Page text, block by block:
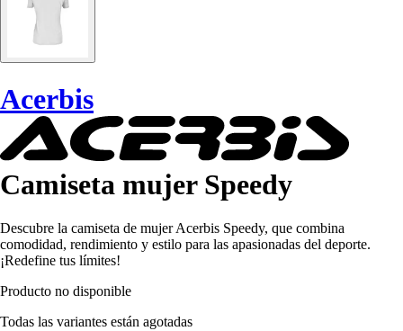
Acerbis
Camiseta mujer Speedy
Descubre la camiseta de mujer Acerbis Speedy, que combina
comodidad, rendimiento y estilo para las apasionadas del deporte.
¡Redefine tus límites!
Producto no disponible
Todas las variantes están agotadas